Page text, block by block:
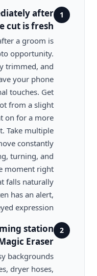
1
after
cut is fresh
a groom is
opportunity.
trimmed, and
your phone
touches. Get
from a slight
on for a more
Take multiple
constantly
turning, and
moment right
falls naturally
has an alert,
expression.
2
station
Eraser
backgrounds
dryer hoses,